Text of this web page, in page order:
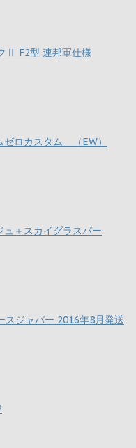
Ⅱ F2型 連邦軍仕様
ゼロカスタム （EW）
ュ＋スカイグラスパー
スジャバー 2016年8月発送